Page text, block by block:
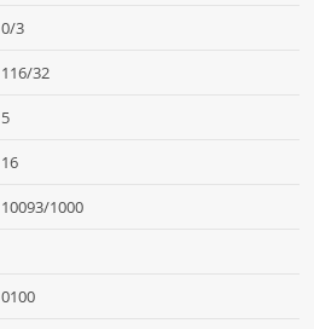
0/3
116/32
5
16
10093/1000
0100